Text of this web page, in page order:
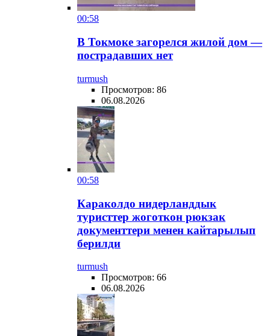
00:58
В Токмоке загорелся жилой дом —
пострадавших нет
turmush
Просмотров: 86
06.08.2026
00:58
Караколдо нидерланддык
туристтер жоготкон рюкзак
документтери менен кайтарылып
берилди
turmush
Просмотров: 66
06.08.2026